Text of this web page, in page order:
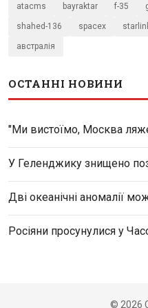
atacms bayraktar f-35
shahed-136 spacex
австралія
ОСТАННІ НОВИНИ
"Ми вистоїмо, Москва
У Геленджику знищено
Дві океанічні аномалії
Росіяни просунулися у
© 2026